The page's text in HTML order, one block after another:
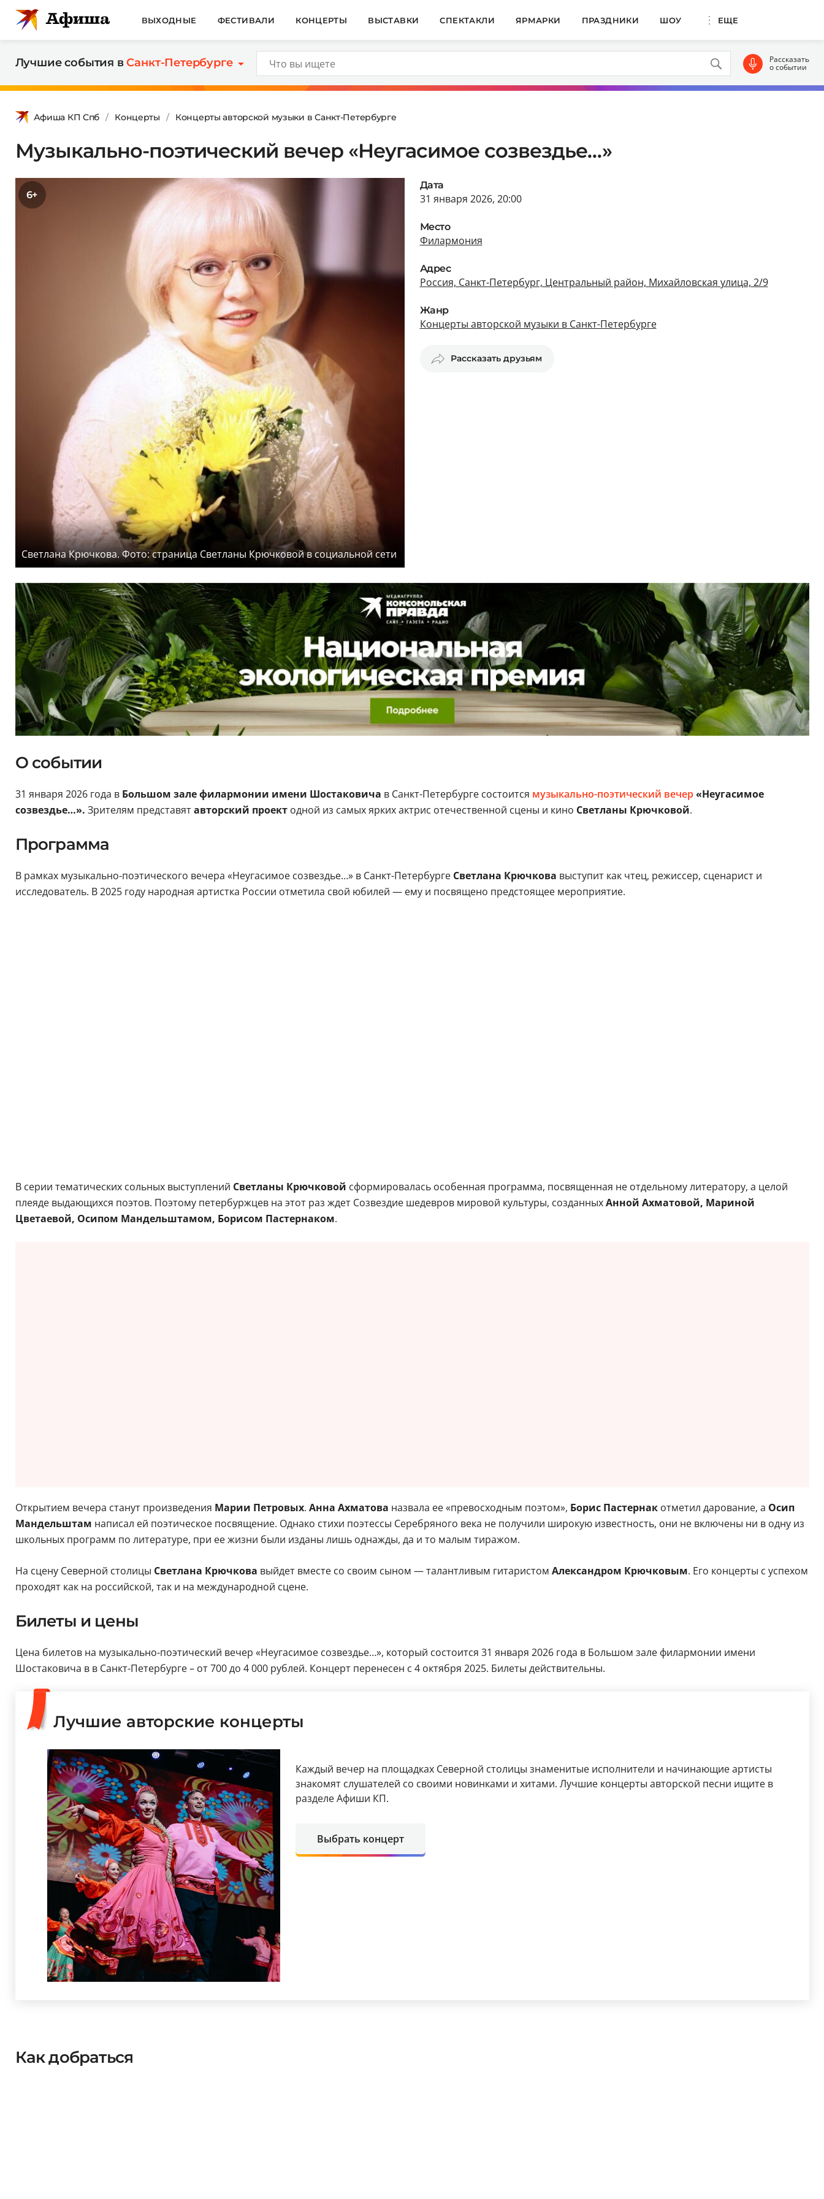
ВЫХОДНЫЕ ФЕСТИВАЛИ КОНЦЕРТЫ ВЫСТАВКИ СПЕКТАКЛИ ЯРМАРКИ ПРАЗДНИКИ ШОУ ЕЩЕ
Лучшие события вСанкт-Петербурге Рассказать
о событии
Афиша КП Спб Концерты Концерты авторской музыки в Санкт-Петербурге
Музыкально-поэтический вечер «Неугасимое созвездье…»
6+
Светлана Крючкова. Фото: страница Светланы Крючковой в социальной сети
Дата
31 января 2026, 20:00
Место
Филармония
Адрес
Россия, Санкт-Петербург, Центральный район, Михайловская улица, 2/9
Жанр
Концерты авторской музыки в Санкт-Петербурге
Рассказать друзьям
О событии
31 января 2026 года в Большом зале филармонии имени Шостаковича в Санкт-Петербурге состоится музыкально-поэтический вечер«Неугасимое
созвездье…». Зрителям представятавторский проектодной из самых ярких актрис отечественной сцены и кино Светланы Крючковой.
Программа
В рамках музыкально-поэтического вечера «Неугасимое созвездье…» в Санкт-Петербурге Светлана Крючкова выступит как чтец, режиссер, сценарист и
исследователь. В 2025 году народная артистка России отметила свой юбилей — ему и посвящено предстоящее мероприятие.
В серии тематических сольных выступлений Светланы Крючковой сформировалась особенная программа, посвященная не отдельному литератору, а целой
плеяде выдающихся поэтов. Поэтому петербуржцев на этот раз ждет Созвездие шедевров мировой культуры, созданныхАнной Ахматовой, Мариной
Цветаевой, Осипом Мандельштамом, Борисом Пастернаком.
Открытием вечера станут произведения Марии Петровых. Анна Ахматова назвала ее «превосходным поэтом», Борис Пастернак отметил дарование, а Осип
Мандельштам написал ей поэтическое посвящение. Однако стихи поэтессы Серебряного века не получили широкую известность, они не включены ни в одну из
школьных программ по литературе, при ее жизни были изданы лишь однажды, да и то малым тиражом.
На сцену Северной столицы Светлана Крючкова выйдет вместе со своим сыном — талантливым гитаристом Александром Крючковым. Его концерты с успехом
проходят как на российской, так и на международной сцене.
Билеты и цены
Цена билетов на музыкально-поэтический вечер «Неугасимое созвездье…», который состоится 31 января 2026 года в Большом зале филармонии имени
Шостаковича в в Санкт-Петербурге – от 700 до 4 000 рублей. Концерт перенесен с 4 октября 2025. Билеты действительны.
Лучшие авторские концерты
Каждый вечер на площадках Северной столицы знаменитые исполнители и начинающие артисты
знакомят слушателей со своими новинками и хитами. Лучшие концерты авторской песни ищите в
разделе Афиши КП.
Выбрать концерт
Как добраться